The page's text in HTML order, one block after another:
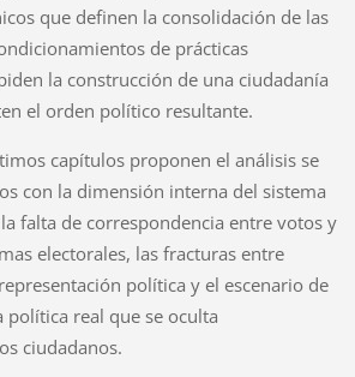
que definen la consolidación de las
de prácticas
la construcción de una ciudadanía
el orden político resultante.
capítulos proponen el análisis se
con la dimensión interna del sistema
falta de correspondencia entre votos y
electorales, las fracturas entre
política y el escenario de
política real que se oculta
ciudadanos.